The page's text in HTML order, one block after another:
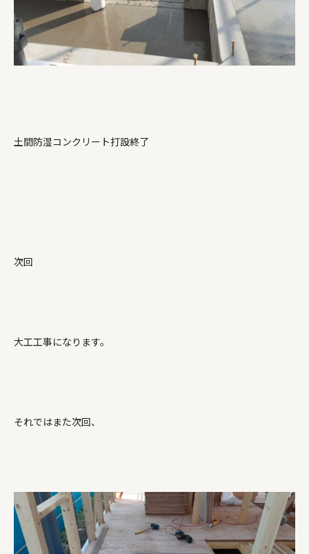
土間防湿コンクリート打設終了
次回
大工工事になります。
それではまた次回、